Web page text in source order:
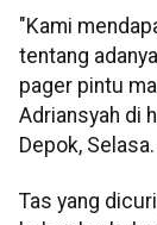
"Kami
tentang
pager pintu
Adriansyah di
Depok, Selasa.
Tas yang